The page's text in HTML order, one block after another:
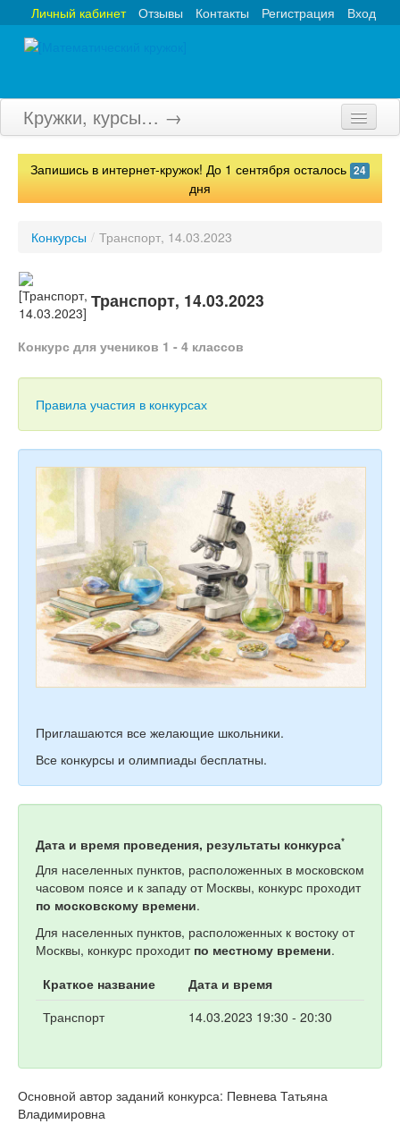
Вход
Регистрация
Контакты
Отзывы
Личный кабинет
Кружки, курсы… →
Главная
Турниры
Тесты
Игры
Учитель
Запишись в интернет-кружок! До 1 сентября осталось 24
дня
Конкурсы / Транспорт, 14.03.2023
Транспорт, 14.03.2023
Конкурс для учеников 1 - 4 классов
Правила участия в конкурсах
Приглашаются все желающие школьники.
Все конкурсы и олимпиады бесплатны.
Дата и время проведения, результаты конкурса*
Для населенных пунктов, расположенных в московском
часовом поясе и к западу от Москвы, конкурс проходит
по московскому времени.
Для населенных пунктов, расположенных к востоку от
Москвы, конкурс проходит по местному времени.
Краткое название
Дата и время
Транспорт
14.03.2023 19:30 - 20:30
Основной автор заданий конкурса: Певнева Татьяна
Владимировна